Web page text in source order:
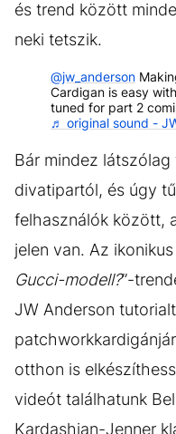
és trend között
neki tetszik.
@jw_anderson
Cardigan is easy
tuned for part 2
♬ original sound -
Bár mindez
divatipartól, és úgy
felhasználók között,
jelen van. Az ikonikus
Gucci-modell?”-
JW Anderson
otthon is
videót találhatunk
Kardashian-Jenner